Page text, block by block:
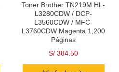
Toner Brother TN219M HL-
L3280CDW / DCP-
L3560CDW / MFC-
L3760CDW Magenta 1,200
Páginas
S/ 384.50